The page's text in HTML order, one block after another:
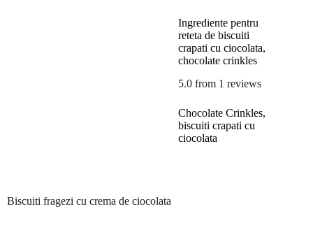
Biscuiti fragezi cu crema de ciocolata
Ingrediente pentru
reteta de biscuiti
crapati cu ciocolata,
chocolate crinkles
5.0 from 1 reviews
Chocolate Crinkles,
biscuiti crapati cu
ciocolata